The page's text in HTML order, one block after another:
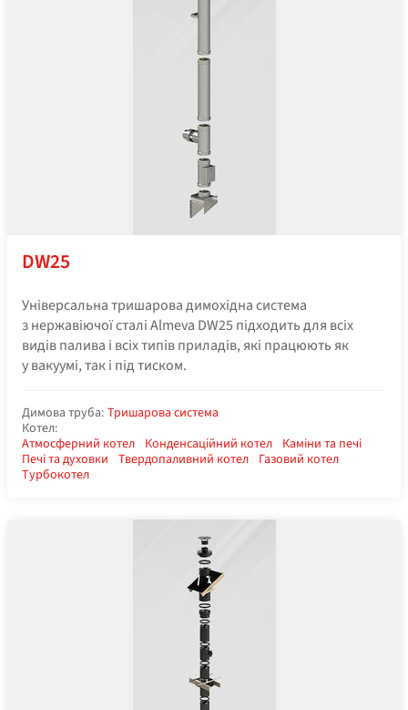
DW25
Універсальна тришарова димохідна система
з нержавіючої сталі Almeva DW25 підходить для всіх
видів палива і всіх типів приладів, які працюють як
у вакуумі, так і під тиском.
Димова труба: Тришарова система
Котел:
Атмосферний котел Конденсаційний котел Каміни та печі
Печі та духовки Твердопаливний котел Газовий котел
Турбокотел